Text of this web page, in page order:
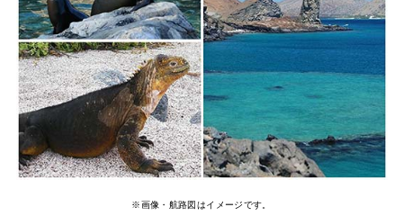
※画像・航路図はイメージです。